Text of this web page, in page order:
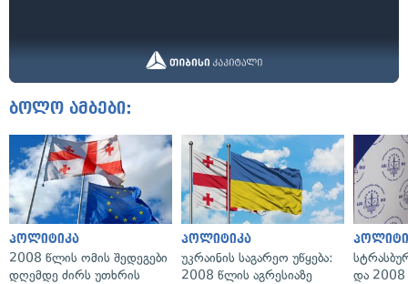
ბოლო ამბები:
პოლიტიკა
2008 წლის ომის შედეგები
დღემდე ძირს უთხრის
პოლიტიკა
უკრაინის საგარეო უწყება:
2008 წლის აგრესიაზე
და 2008